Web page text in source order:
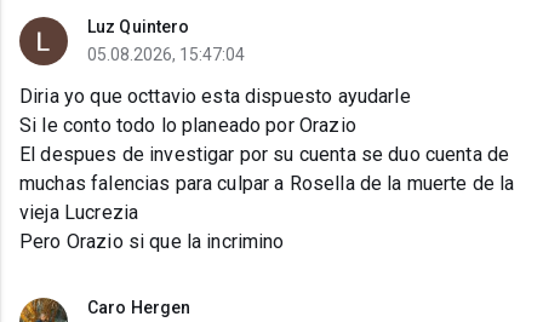
Luz Quintero
05.08.2026, 15:47:04
Diria yo que octtavio esta dispuesto ayudarle
Si le conto todo lo planeado por Orazio
El despues de investigar por su cuenta se duo cuenta de
muchas falencias para culpar a Rosella de la muerte de la
vieja Lucrezia
Pero Orazio si que la incrimino
Caro Hergen